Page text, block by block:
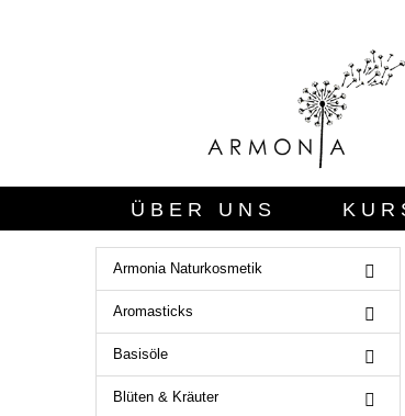
ÜBER UNS
Armonia Naturkosmetik
Aromasticks
Basisöle
Blüten & Kräuter